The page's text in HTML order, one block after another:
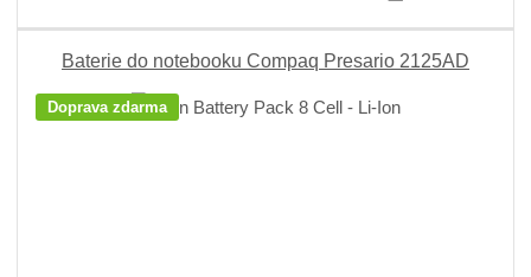
Baterie do notebooku Compaq Presario 2125AD
Doprava zdarma